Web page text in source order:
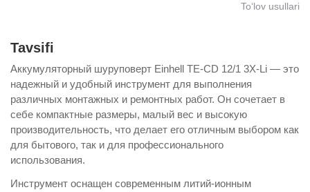
To‘lov usullari
Tavsifi
Аккумуляторный шуруповерт Einhell TE-CD 12/1 3X-Li — это
надежный и удобный инструмент для выполнения
различных монтажных и ремонтных работ. Он сочетает в
себе компактные размеры, малый вес и высокую
производительность, что делает его отличным выбором как
для бытового, так и для профессионального
использования.
Инструмент оснащен современным литий-ионным